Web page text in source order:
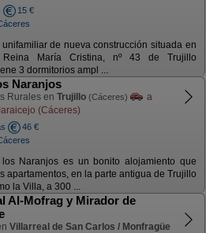
15 €
de nueva construcción situada en
Reina María Cristina, nº 43 de Trujillo
3 dormitorios ampl ...
Naranjos
Rurales en Trujillo (Cáceres)
a
(Cáceres)
46 €
Naranjos es un bonito alojamiento que
apartamentos, en la parte antigua de Trujillo
la Villa, a 300 ...
Al-Mofrag y Mirador de
Villarreal de San Carlos / Monfragüe